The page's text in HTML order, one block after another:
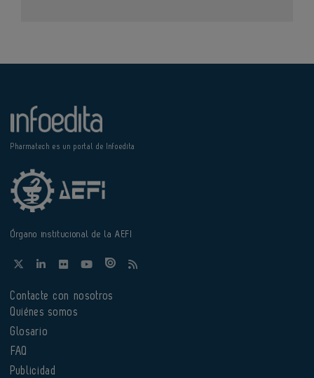
Pharmatech es un portal de Infoedita
Órgano institucional de la AEFI
Contacte con nosotros
Quiénes somos
Glosario
FAQ
Publicidad